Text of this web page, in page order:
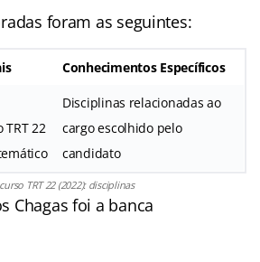
foram as seguintes:
Conhecimentos Específicos
22
Disciplinas relacionadas ao
cargo escolhido pelo
candidato
TRT 22 (2022): disciplinas
Chagas foi a banca